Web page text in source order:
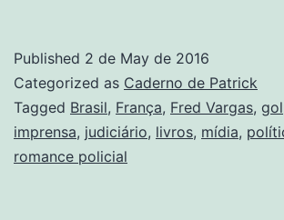
Exército
Furioso
Published 2 de May de 2016
Categorized as Caderno de Patrick
Tagged Brasil, França, Fred Vargas,
imprensa, judiciário, livros, mídia,
romance policial